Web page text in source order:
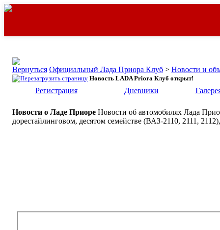
Официальный Лада Приора Клуб > Новости и
Новость LADA Priora Клуб открыт!
Регистрация Дневники
Новости о Ладе Приоре Новости об автомобилях Лада
дорестайлинговом, десятом семействе (ВАЗ-2110, 2111,